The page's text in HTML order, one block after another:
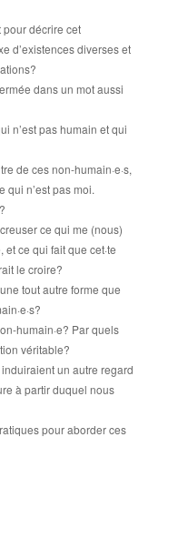
décrire cet
d’existences diverses et
dans un mot aussi
n’est pas humain et qui
de ces non-humain·e·s,
qui n’est pas moi.
ce qui me (nous)
ce qui fait que cet·te
le croire?
tout autre forme que
humain·e? Par quels
véritable?
un autre regard
à partir duquel nous
pour aborder ces